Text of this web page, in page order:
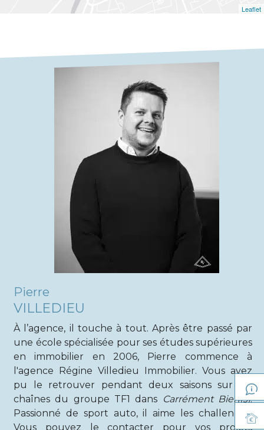
Leaflet
Pierre
VILLEDIEU
À l’agence, il touche à tout. Après être passé par
une école spécialisée pour ses études supérieures
en immobilier en 2006, Pierre commence à
l'agence Régine Villedieu Immobilier. Vous avez
pu le retrouver pendant deux saisons sur les
chaînes du groupe TF1 dans Carrément Bien(s).
Passionné de sport auto, il aime les challenges.
Vous pouvez le contacter pour vos projets